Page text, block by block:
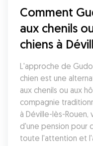
Comment
aux chenils
chiens à
L'approche de
chien est une
aux chenils ou aux
compagnie
à Déville-lès-
d'une pension pour
toute l'attention et